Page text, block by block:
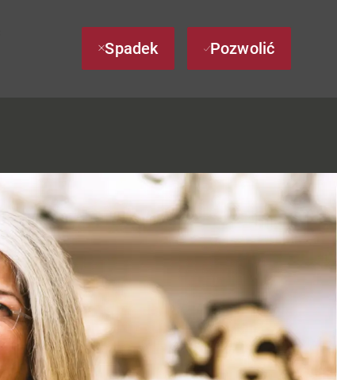
Spadek Pozwolić